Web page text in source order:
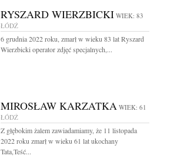
RYSZARD WIERZBICKI WIEK: 83
ŁÓDŹ
6 grudnia 2022 roku, zmarł w wieku 83 lat Ryszard
Wierzbicki operator zdjęć specjalnych,...
MIROSŁAW KARZATKA WIEK: 61
ŁÓDŹ
Z głębokim żalem zawiadamiamy, że 11 listopada
2022 roku zmarł w wieku 61 lat ukochany
Tata,Teść...